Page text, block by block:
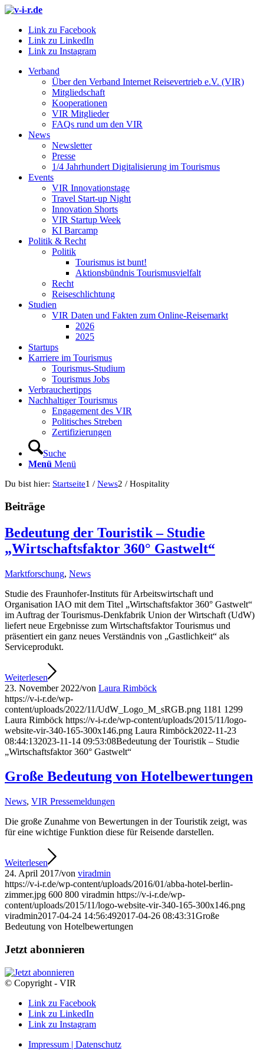
Link zu Facebook
Link zu LinkedIn
Link zu Instagram
Verband
Über den Verband Internet Reisevertrieb e.V. (VIR)
Mitgliedschaft
Kooperationen
VIR Mitglieder
FAQs rund um den VIR
News
Newsletter
Presse
1/4 Jahrhundert Digitalisierung im Tourismus
Events
VIR Innovationstage
Travel Start-up Night
Innovation Shorts
VIR Startup Week
KI Barcamp
Politik & Recht
Politik
Tourismus ist bunt!
Aktionsbündnis Tourismusvielfalt
Recht
Reiseschlichtung
Studien
VIR Daten und Fakten zum Online-Reisemarkt
2026
2025
Startups
Karriere im Tourismus
Tourismus-Studium
Tourismus Jobs
Verbrauchertipps
Nachhaltiger Tourismus
Engagement des VIR
Politisches Streben
Zertifizierungen
Suche
Menü Menü
Du bist hier: Startseite1 / News2 / Hospitality
Beiträge
Bedeutung der Touristik – Studie
„Wirtschaftsfaktor 360° Gastwelt“
Marktforschung, News
Studie des Fraunhofer-Instituts für Arbeitswirtschaft und
Organisation IAO mit dem Titel „Wirtschaftsfaktor 360° Gastwelt“
im Auftrag der Tourismus-Denkfabrik Union der Wirtschaft (UdW)
liefert neue Ergebnisse zum Wirtschaftsfaktor Tourismus und
präsentiert ein ganz neues Verständnis von „Gastlichkeit“ als
Serviceprodukt.
Weiterlesen
23. November 2022/von Laura Rimböck
https://v-i-r.de/wp-
content/uploads/2022/11/UdW_Logo_M_sRGB.png 1181 1299
Laura Rimböck https://v-i-r.de/wp-content/uploads/2015/11/logo-
website-vir-340-165-300x146.png Laura Rimböck2022-11-23
08:44:132023-11-14 09:53:08Bedeutung der Touristik – Studie
„Wirtschaftsfaktor 360° Gastwelt“
Große Bedeutung von Hotelbewertungen
News, VIR Pressemeldungen
Die große Zunahme von Bewertungen in der Touristik zeigt, was
für eine wichtige Funktion diese für Reisende darstellen.
Weiterlesen
24. April 2017/von viradmin
https://v-i-r.de/wp-content/uploads/2016/01/abba-hotel-berlin-
zimmer.jpg 600 800 viradmin https://v-i-r.de/wp-
content/uploads/2015/11/logo-website-vir-340-165-300x146.png
viradmin2017-04-24 14:56:492017-04-26 08:43:31Große
Bedeutung von Hotelbewertungen
Jetzt abonnieren
© Copyright - VIR
Link zu Facebook
Link zu LinkedIn
Link zu Instagram
Impressum | Datenschutz